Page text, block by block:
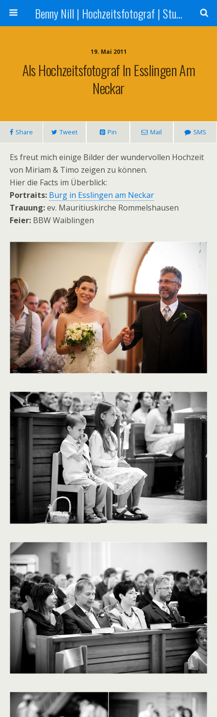
Benny Nill | Hochzeitsfotograf | Stuttgart, Tübingen, Reutlingen
19. Mai 2011
Als Hochzeitsfotograf In Esslingen Am
Neckar
Share Tweet Pin Mail SMS
Es freut mich einige Bilder der wundervollen Hochzeit
von Miriam & Timo zeigen zu können.
Hier die Facts im Überblick:
Portraits: Burg in Esslingen am Neckar
Trauung:ev. Mauritiuskirche Rommelshausen
Feier: BBW Waiblingen